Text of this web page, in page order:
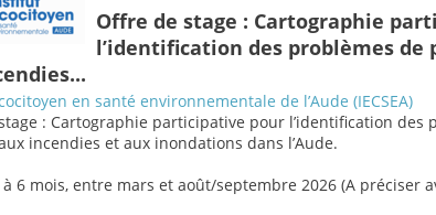
Offre de stage : Cartographie
l’identification des problèmes de
en santé environnementale de l’Aude (IECSEA)
: Cartographie participative pour l’identification des
incendies et aux inondations dans l’Aude.
à 6 mois, entre mars et août/septembre 2026 (A préciser